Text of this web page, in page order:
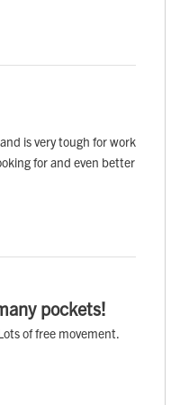
is very tough for work
for and even better
pockets!
of free movement.